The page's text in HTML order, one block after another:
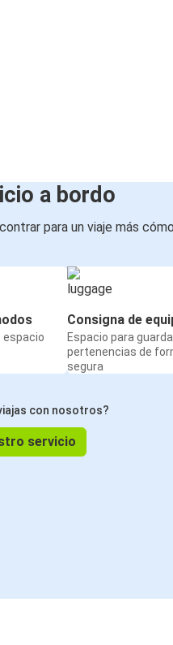
a bordo
para un viaje más
espacio
Consigna de
Espacio para
pertenencias de
segura
con nosotros?
servicio